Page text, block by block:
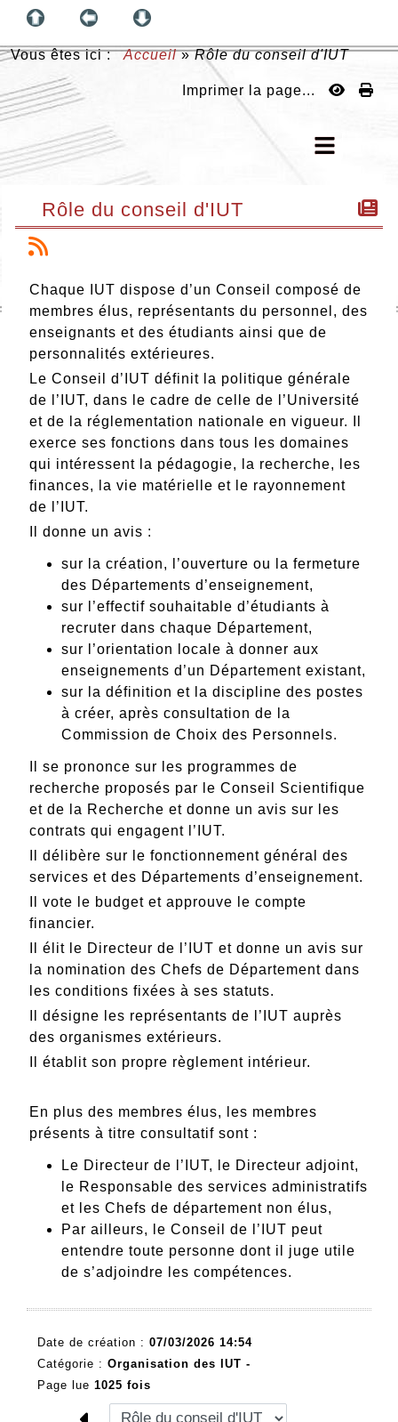
Vous êtes ici :Accueil»Rôle du conseil d'IUT
Imprimer la page...
Rôle du conseil d'IUT
Chaque IUT dispose d’un Conseil composé de
membres élus, représentants du personnel, des
enseignants et des étudiants ainsi que de
personnalités extérieures.
Le Conseil d’ IUT définit la politique générale
de
l’IUT, dans le cadre de celle de
l’Université
et de la réglementation nationale en vigueur.
exerce ses fonctions dans tous les domaines
qui intéressent la pédagogie, la recherche,
les
finances,
la vie matérielle et le rayonnement
de
l’IUT.
donne un avis :
sur la création, l’ouverture ou la fermeture
des Départements d’enseignement,
sur
l’effectif souhaitable d’étudiants à
recruter dans chaque Département,
sur
l’orientation locale à donner aux
enseignements d’un Département existant,
sur
la définition et la discipline des postes
à créer, après consultation de
la
Commission de Choix des Personnels.
se prononce sur les programmes de
recherche proposés par le Conseil
Scientifique
et de la Recherche et donne un avis sur
les
contrats qui engagent
l’IUT.
délibère sur le fonctionnement général
des
services et des Départements d’enseignement.
vote le budget et approuve le compte
financier.
élit le Directeur de l’IUT et donne un avis sur
la nomination des Chefs de Département dans
les conditions fixées à ses statuts.
désigne les représentants de l’IUT auprès
des organismes extérieurs.
établit son propre règlement intérieur.
En plus des membres élus, les membres
présents à titre consultatif sont :
Le Directeur de l’IUT, le Directeur adjoint,
le Responsable des services administratifs
et les Chefs de département non élus,
Par ailleurs, le Conseil de l’IUT peut
entendre toute personne dont il juge utile
de s’adjoindre les compétences.
Date de création : 07/03/2026 14:54
Catégorie : Organisation des IUT -
Page lue 1025 fois